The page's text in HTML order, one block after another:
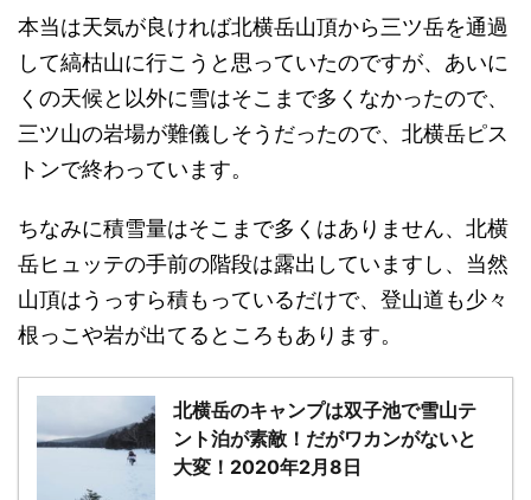
本当は天気が良ければ北横岳山頂から三ツ岳を通過
して縞枯山に行こうと思っていたのですが、あいに
くの天候と以外に雪はそこまで多くなかったので、
三ツ山の岩場が難儀しそうだったので、北横岳ピス
トンで終わっています。
ちなみに積雪量はそこまで多くはありません、北横
岳ヒュッテの手前の階段は露出していますし、当然
山頂はうっすら積もっているだけで、登山道も少々
根っこや岩が出てるところもあります。
北横岳のキャンプは双子池で雪山テ
ント泊が素敵！だがワカンがないと
大変！2020年2月8日